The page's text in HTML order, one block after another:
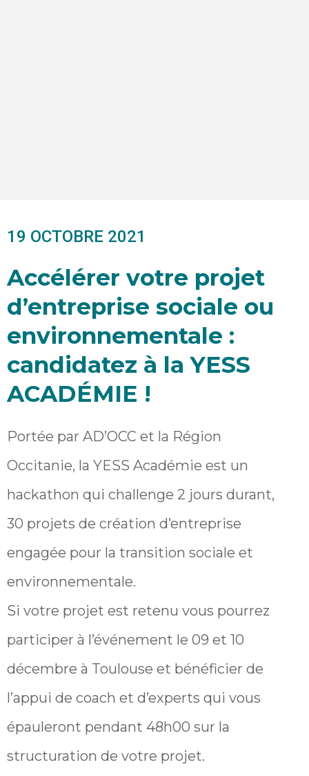
19 OCTOBRE 2021
Accélérer votre projet
d’entreprise sociale ou
environnementale :
candidatez à la YESS
ACADÉMIE !
Portée par AD’OCC et la Région
Occitanie, la YESS Académie est un
hackathon qui challenge 2 jours durant,
30 projets de création d’entreprise
engagée pour la transition sociale et
environnementale.
Si votre projet est retenu vous pourrez
participer à l’événement le 09 et 10
décembre à Toulouse et bénéficier de
l’appui de coach et d’experts qui vous
épauleront pendant 48h00 sur la
structuration de votre projet.